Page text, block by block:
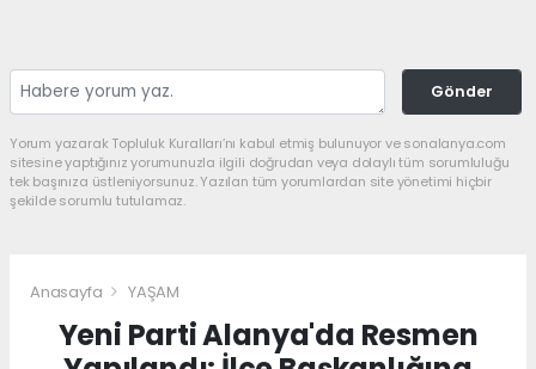
Gönder
Yorum yazarak Topluluk Kuralları’nı kabul etmiş bulunuyor ve sonalanya.com
sitesine yaptığınız yorumunuzla ilgili doğrudan veya dolaylı tüm sorumluluğu
tek başınıza üstleniyorsunuz. Yazılan tüm yorumlardan site yönetimi hiçbir
şekilde sorumlu tutulamaz.
Anasayfa YAŞAM
Yeni Parti Alanya'da Resmen